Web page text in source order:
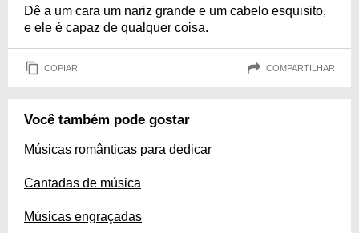
Dê a um cara um nariz grande e um cabelo esquisito,
e ele é capaz de qualquer coisa.
COPIAR COMPARTILHAR
Você também pode gostar
Músicas românticas para dedicar
Cantadas de música
Músicas engraçadas